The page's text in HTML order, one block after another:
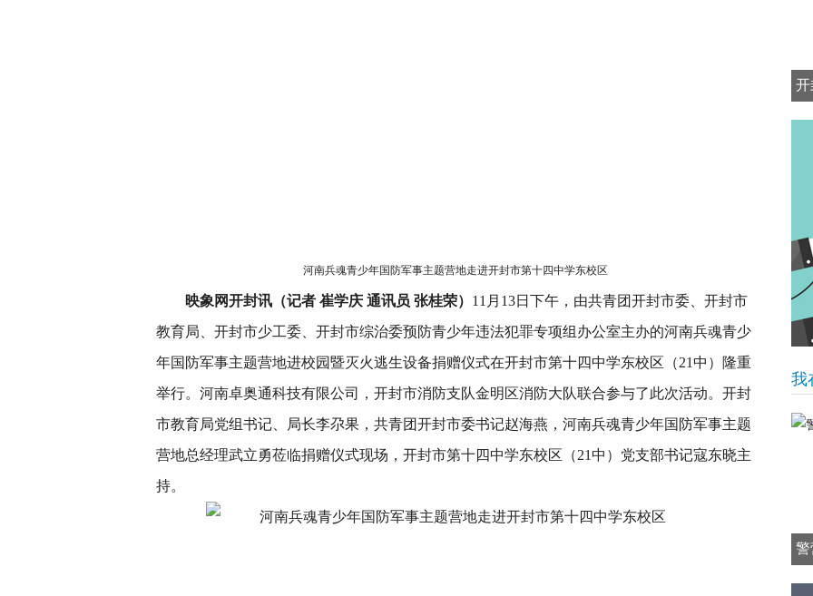
河南兵魂青少年国防军事主题营地走进开封市第十四中学东校区
映象网开封讯（记者 崔学庆 通讯员 张桂荣） 11月13日下午，由共青团开封市委、开封市
教育局、开封市少工委、开封市综治委预防青少年违法犯罪专项组办公室主办的河南兵魂青少
年国防军事主题营地进校园暨灭火逃生设备捐赠仪式在开封市第十四中学东校区（21中）隆重
举行。河南卓奥通科技有限公司，开封市消防支队金明区消防大队联合参与了此次活动。开封
市教育局党组书记、局长李尕果，共青团开封市委书记赵海燕，河南兵魂青少年国防军事主题
营地总经理武立勇莅临捐赠仪式现场，开封市第十四中学东校区（21中）党支部书记寇东晓主
持。
开
我
警